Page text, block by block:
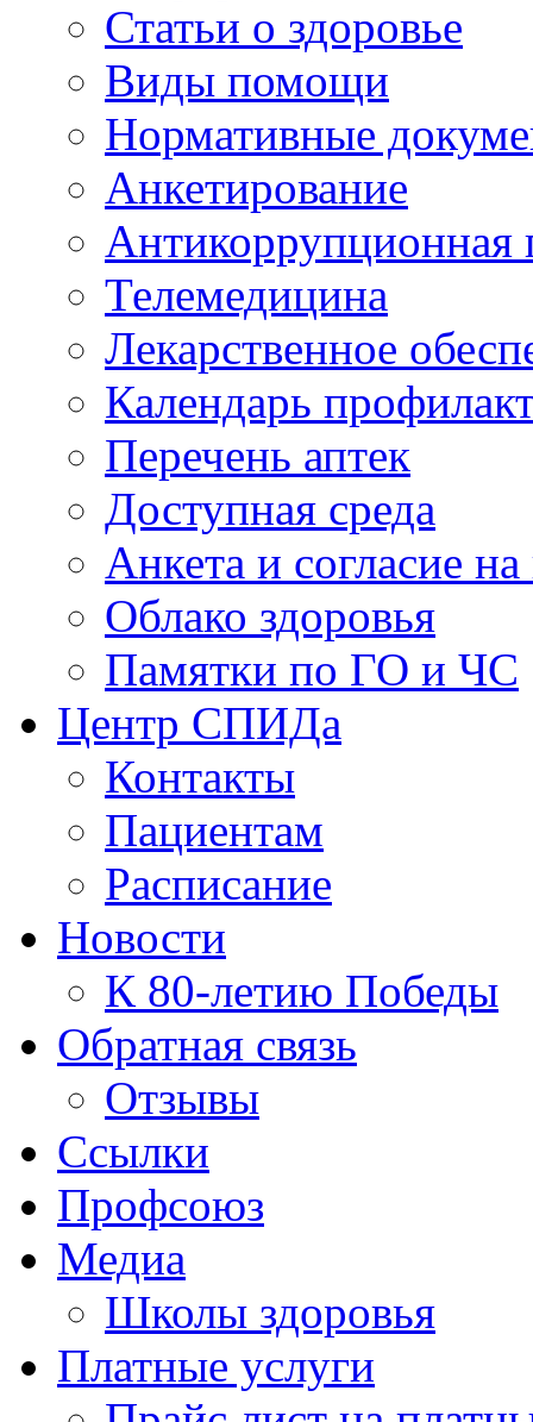
Статьи о здоровье
Виды помощи
Нормативные
Анкетирование
Антикоррупционная
Телемедицина
Лекарственное
Календарь
Перечень аптек
Доступная среда
Анкета и согласие
Облако здоровья
Памятки по ГО и ЧС
Центр СПИДа
Контакты
Пациентам
Расписание
Новости
К 80-летию Победы
Обратная связь
Отзывы
Ссылки
Профсоюз
Медиа
Школы здоровья
Платные услуги